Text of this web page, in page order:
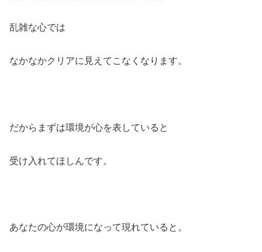
乱雑な心では
なかなかクリアに見えてこなくなります。
だからまずは環境が心を表していると
受け入れてほしんです。
あなたの心が環境になって現れていると。